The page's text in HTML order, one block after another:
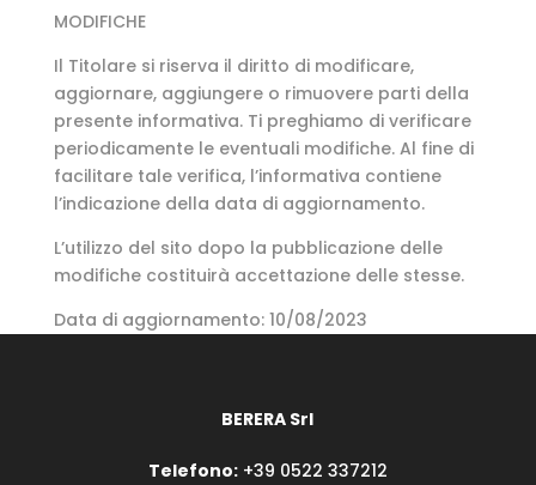
MODIFICHE
Il Titolare si riserva il diritto di modificare,
aggiornare, aggiungere o rimuovere parti della
presente informativa. Ti preghiamo di verificare
periodicamente le eventuali modifiche. Al fine di
facilitare tale verifica, l’informativa contiene
l’indicazione della data di aggiornamento.
L’utilizzo del sito dopo la pubblicazione delle
modifiche costituirà accettazione delle stesse.
Data di aggiornamento: 10/08/2023
BERERA Srl
Telefono:+39 0522 337212